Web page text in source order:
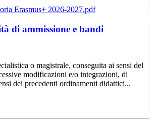
di ammissione e bandi
o magistrale, conseguita ai sensi del
modificazioni e/o integrazioni, di
dei precedenti ordinamenti didattici...